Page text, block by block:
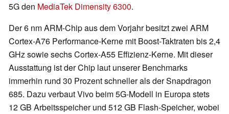
5G den MediaTek Dimensity 6300.
Der 6 nm ARM-Chip aus dem Vorjahr besitzt zwei ARM
Cortex-A76 Performance-Kerne mit Boost-Taktraten bis 2,4
GHz sowie sechs Cortex-A55 Effizienz-Kerne. Mit dieser
Ausstattung ist der Chip laut unserer Benchmarks
immerhin rund 30 Prozent schneller als der Snapdragon
685. Dazu verbaut Vivo beim 5G-Modell in Europa stets
12 GB Arbeitsspeicher und 512 GB Flash-Speicher, wobei